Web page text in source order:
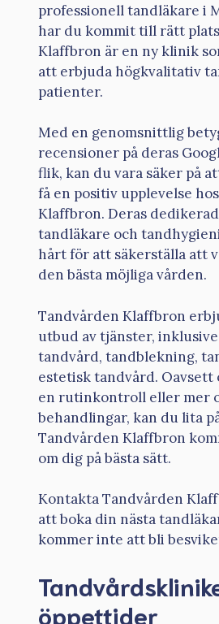
professionell tandläkare i
har du kommit till rätt
Klaffbron är en ny klinik
att erbjuda högkvalitativ
patienter.
Med en genomsnittlig
recensioner på deras
flik, kan du vara säker på
få en positiv upplevelse
Klaffbron. Deras
tandläkare och
hårt för att säkerställa att
den bästa möjliga vården.
Tandvården Klaffbron
utbud av tjänster,
tandvård, tandblekning,
estetisk tandvård. Oavsett
en rutinkontroll eller mer
behandlingar, kan du lita
Tandvården Klaffbron
om dig på bästa sätt.
Kontakta Tandvården
att boka din nästa
kommer inte att bli
öppettider